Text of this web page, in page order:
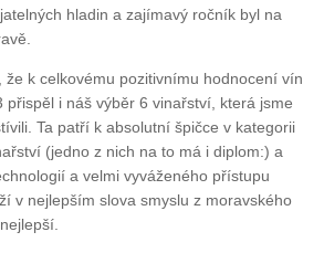
hladin a zajímavý ročník byl na
že k celkovému pozitivnímu hodnocení vín
přispěl i náš výběr 6 vinařství, která jsme
Ta patří k absolutní špičce v kategorii
(jedno z nich na to má i diplom:) a
a velmi vyváženého přístupu
v nejlepším slova smyslu z moravského